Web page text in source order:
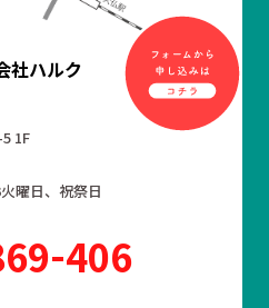
社ハルク
1F
曜日、祝祭日
406